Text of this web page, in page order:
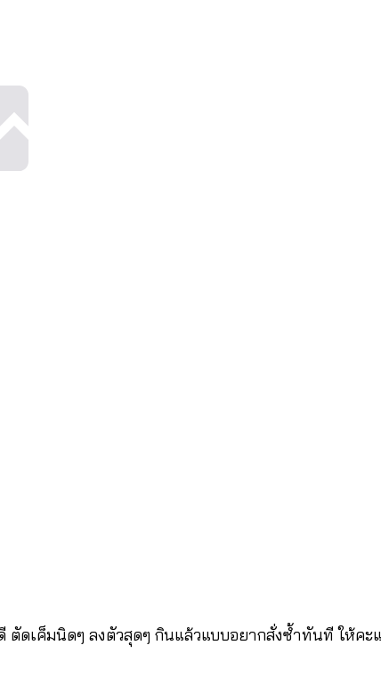
ดเค็มนิดๆ ลงตัวสุดๆ กินแล้วแบบอยากสั่งซ้ำทันที ให้คะ